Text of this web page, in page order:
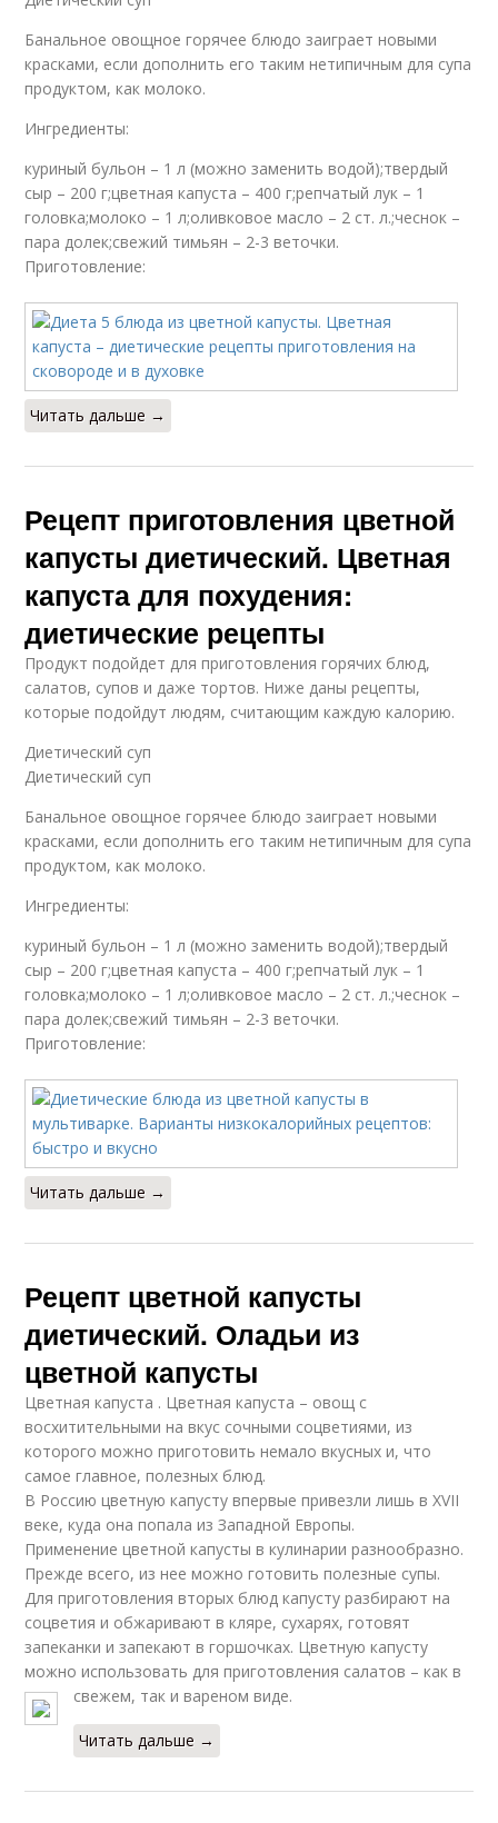
Банальное овощное горячее блюдо заиграет новыми
красками, если дополнить его таким нетипичным для супа
продуктом, как молоко.
Ингредиенты:
куриный бульон – 1 л (можно заменить водой);твердый
сыр – 200 г;цветная капуста – 400 г;репчатый лук – 1
головка;молоко – 1 л;оливковое масло – 2 ст. л.;чеснок –
пара долек;свежий тимьян – 2-3 веточки.
Приготовление:
Читать дальше →
Рецепт приготовления цветной
капусты диетический. Цветная
капуста для похудения:
диетические рецепты
Продукт подойдет для приготовления горячих блюд,
салатов, супов и даже тортов. Ниже даны рецепты,
которые подойдут людям, считающим каждую калорию.
Диетический суп
Диетический суп
Банальное овощное горячее блюдо заиграет новыми
красками, если дополнить его таким нетипичным для супа
продуктом, как молоко.
Ингредиенты:
куриный бульон – 1 л (можно заменить водой);твердый
сыр – 200 г;цветная капуста – 400 г;репчатый лук – 1
головка;молоко – 1 л;оливковое масло – 2 ст. л.;чеснок –
пара долек;свежий тимьян – 2-3 веточки.
Приготовление:
Читать дальше →
Рецепт цветной капусты
диетический. Оладьи из
цветной капусты
Цветная капуста . Цветная капуста – овощ с
восхитительными на вкус сочными соцветиями, из
которого можно приготовить немало вкусных и, что
самое главное, полезных блюд.
В Россию цветную капусту впервые привезли лишь в XVII
веке, куда она попала из Западной Европы.
Применение цветной капусты в кулинарии разнообразно.
Прежде всего, из нее можно готовить полезные супы.
Для приготовления вторых блюд капусту разбирают на
соцветия и обжаривают в кляре, сухарях, готовят
запеканки и запекают в горшочках. Цветную капусту
можно использовать для приготовления салатов – как в
свежем, так и вареном виде.
Читать дальше →